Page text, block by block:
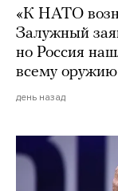
«К НАТО
Залужный
но Россия
всему оружию
день назад